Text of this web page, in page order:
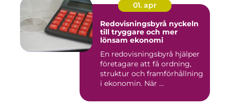
01. apr
Redovisningsbyrå nyckeln
till tryggare och mer
lönsam ekonomi
En redovisningsbyrå hjälper
företagare att få ordning,
struktur och framförhållning
i ekonomin. När ...